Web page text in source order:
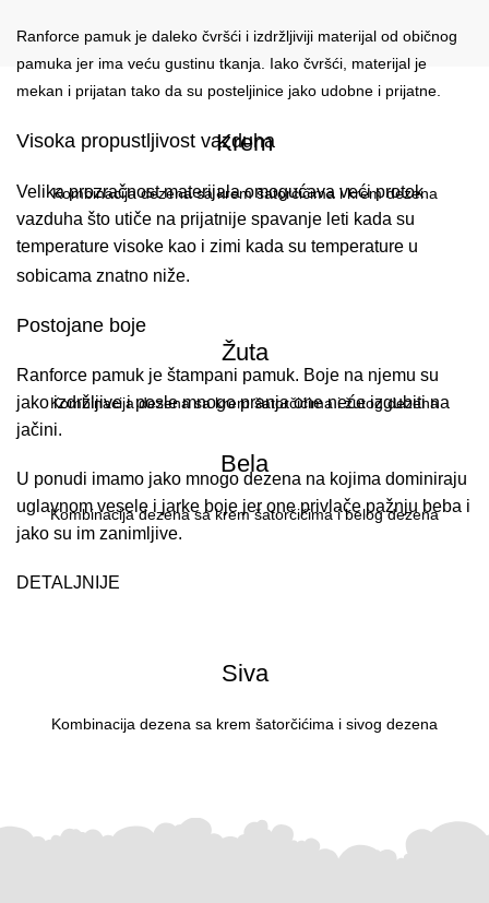
Ranforce pamuk je daleko čvršći i izdržljiviji materijal od običnog
pamuka jer ima veću gustinu tkanja. Iako čvršći, materijal je
mekan i prijatan tako da su posteljinice jako udobne i prijatne.
Visoka propustljivost vazduha
Velika prozračnost materijala omogućava veći protok
vazduha što utiče na prijatnije spavanje leti kada su
temperature visoke kao i zimi kada su temperature u
sobicama znatno niže.
Postojane boje
Ranforce pamuk je štampani pamuk. Boje na njemu su
jako izdržljive i posle mnogo pranja one neće izgubiti na
jačini.
U ponudi imamo jako mnogo dezena na kojima dominiraju
uglavnom vesele i jarke boje jer one privlače pažnju beba i
jako su im zanimljive.
DETALJNIJE
Krem
Kombinacija dezena sa krem šatorčićima i krem dezena
Žuta
Kombinacija dezena sa krem šatorčićima i žutog dezena
Bela
Kombinacija dezena sa krem šatorčićima i belog dezena
Siva
Kombinacija dezena sa krem šatorčićima i sivog dezena